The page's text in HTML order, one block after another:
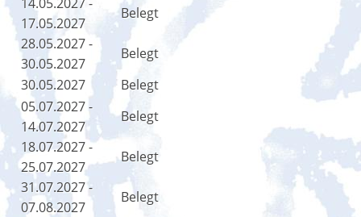
17.05.2027
Belegt
28.05.2027 -
30.05.2027
Belegt
30.05.2027
Belegt
05.07.2027 -
14.07.2027
Belegt
18.07.2027 -
25.07.2027
Belegt
31.07.2027 -
07.08.2027
Belegt